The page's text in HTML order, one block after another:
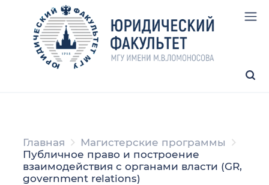
Главная
Магистерские программы
Публичное право и построение
взаимодействия с органами власти (GR,
government relations)